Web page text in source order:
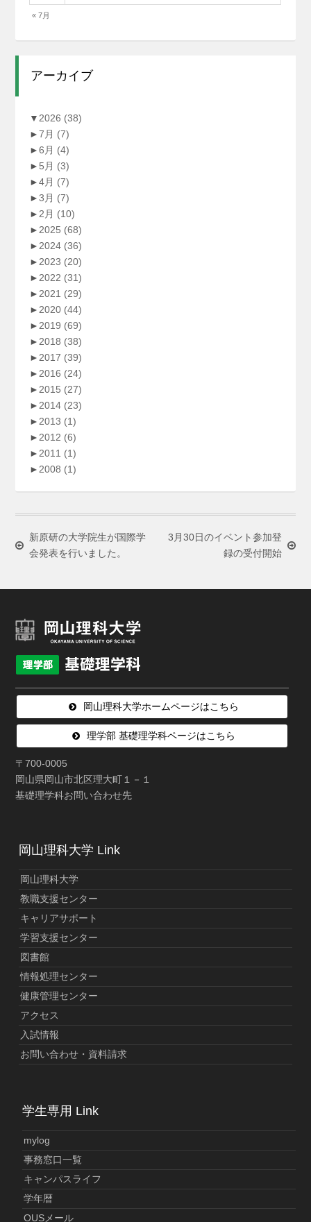
« 7月
アーカイブ
▼ 2026 (38)
►7月 (7)
►6月 (4)
► 5月 (3)
►4月 (7)
►3月 (7)
► 2月 (10)
► 2025 (68)
► 2024 (36)
► 2023 (20)
► 2022 (31)
► 2021 (29)
► 2020 (44)
► 2019 (69)
► 2018 (38)
► 2017 (39)
► 2016 (24)
► 2015 (27)
► 2014 (23)
► 2013 (1)
► 2012 (6)
► 2011 (1)
► 2008 (1)
新原研の大学院生が国際学
会発表を行いました。
3月30日のイベント参加登
録の受付開始
岡山理科大学ホームページはこちら
理学部 基礎理学科ページはこちら
〒700-0005
岡山県岡山市北区理大町１－１
基礎理学科お問い合わせ先
岡山理科大学 Link
岡山理科大学
教職支援センター
キャリアサポート
学習支援センター
図書館
情報処理センター
健康管理センター
アクセス
入試情報
お問い合わせ・資料請求
学生専用 Link
mylog
事務窓口一覧
キャンパスライフ
学年暦
OUSメール